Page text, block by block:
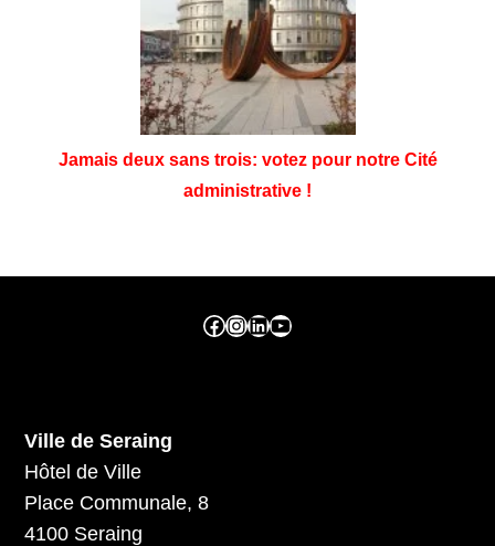
Jamais deux sans trois: votez pour notre Cité
administrative !
Facebook ville de seraing Instragram ville de seraing linkedin – ville de seraing YouTube
Ville de Seraing
Hôtel de Ville
Place Communale, 8
4100 Seraing